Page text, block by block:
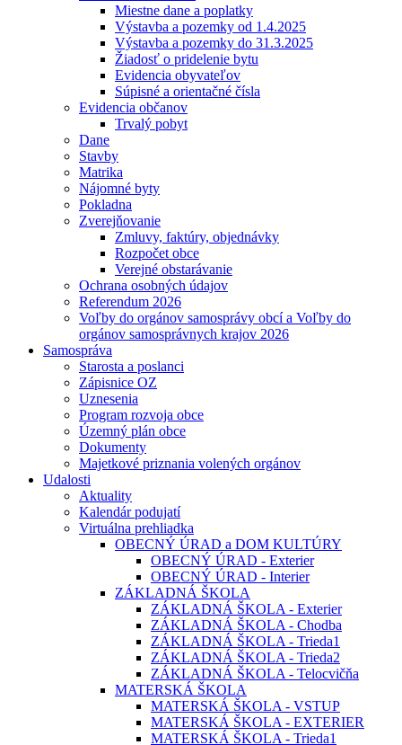
Miestne dane a poplatky
Výstavba a pozemky od 1.4.2025
Výstavba a pozemky do 31.3.2025
Žiadosť o pridelenie bytu
Evidencia obyvateľov
Súpisné a orientačné čísla
Evidencia občanov
Trvalý pobyt
Dane
Stavby
Matrika
Nájomné byty
Pokladna
Zverejňovanie
Zmluvy, faktúry, objednávky
Rozpočet obce
Verejné obstarávanie
Ochrana osobných údajov
Referendum 2026
Voľby do orgánov samosprávy obcí a Voľby do
orgánov samosprávnych krajov 2026
Samospráva
Starosta a poslanci
Zápisnice OZ
Uznesenia
Program rozvoja obce
Územný plán obce
Dokumenty
Majetkové priznania volených orgánov
Udalosti
Aktuality
Kalendár podujatí
Virtuálna prehliadka
OBECNÝ ÚRAD a DOM KULTÚRY
OBECNÝ ÚRAD - Exterier
OBECNÝ ÚRAD - Interier
ZÁKLADNÁ ŠKOLA
ZÁKLADNÁ ŠKOLA - Exterier
ZÁKLADNÁ ŠKOLA - Chodba
ZÁKLADNÁ ŠKOLA - Trieda1
ZÁKLADNÁ ŠKOLA - Trieda2
ZÁKLADNÁ ŠKOLA - Telocvičňa
MATERSKÁ ŠKOLA
MATERSKÁ ŠKOLA - VSTUP
MATERSKÁ ŠKOLA - EXTERIER
MATERSKÁ ŠKOLA - Trieda1